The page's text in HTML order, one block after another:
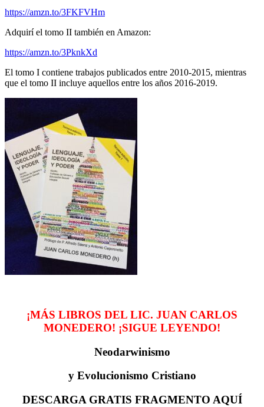
https://amzn.to/3FKFVHm
Adquirí el tomo II también en Amazon:
https://amzn.to/3PknkXd
El tomo I contiene trabajos publicados entre 2010-2015, mientras
que el tomo II incluye aquellos entre los años 2016-2019.
¡MÁS LIBROS DEL LIC. JUAN CARLOS
MONEDERO! ¡SIGUE LEYENDO!
Neodarwinismo
y Evolucionismo Cristiano
DESCARGA GRATIS FRAGMENTO AQUÍ